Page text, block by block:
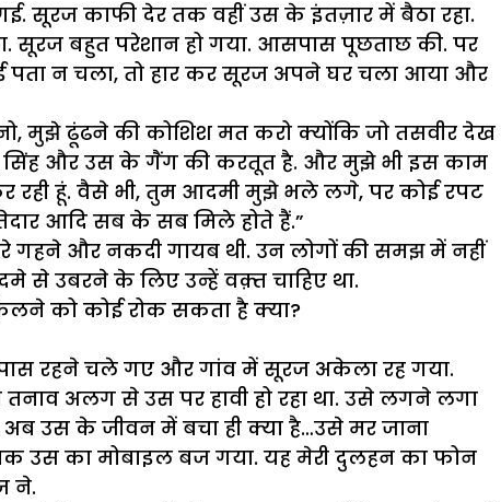
सूरज काफी देर तक वहीं उस के इंतज़ार में बैठा रहा.
बहुत परेशान हो गया. आसपास पूछताछ की. पर
पता न चला, तो हार कर सूरज अपने घर चला आया और
मुझे ढूंढने की कोशिश मत करो क्योंकि जो तसवीर देख
सिंह और उस के गैंग की करतूत है. और मुझे भी इस काम
रही हूं. वैसे भी, तुम आदमी मुझे भले लगे, पर कोई रपट
आदि सब के सब मिले होते हैं.”
गहने और नकदी गायब थी. उन लोगों की समझ में नहीं
से उबरने के लिए उन्हें वक़्त चाहिए था.
को कोई रोक सकता है क्या?
रहने चले गए और गांव में सूरज अकेला रह गया.
अलग से उस पर हावी हो रहा था. उसे लगने लगा
उस के जीवन में बचा ही क्या है…उसे मर जाना
उस का मोबाइल बज गया. यह मेरी दुलहन का फोन
ने.